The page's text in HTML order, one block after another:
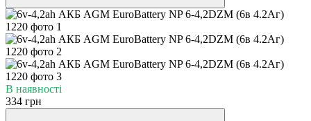
В наявності
334 грн